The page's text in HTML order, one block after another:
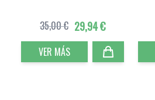
29,94 €
35,00 €
VER MÁS